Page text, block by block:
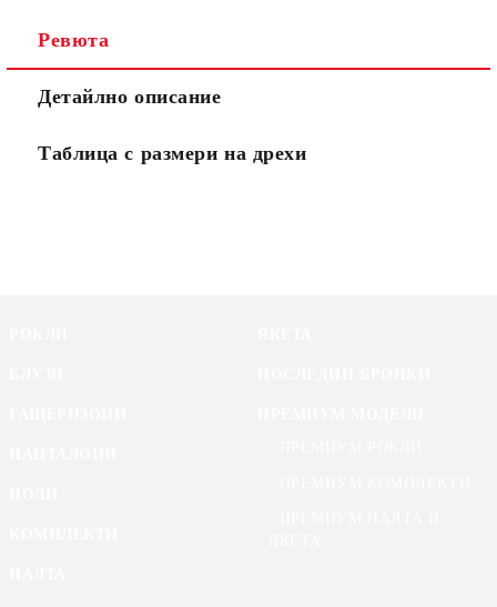
Ревюта
Детайлно описание
Таблица с размери на дрехи